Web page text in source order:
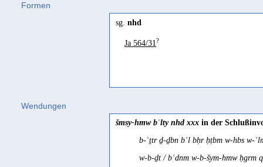
Formen
sg. nhd
Ja 564/31?
Wendungen
šmsy-hmw bʿlty nhd xxx in der
b-ʿṯtr ḏ-ḏbn bʿl bḥr ḥṭbm w-hbs w-
w-b-ḏt / bʿdnm w-b-šym-hmw ḥgrm